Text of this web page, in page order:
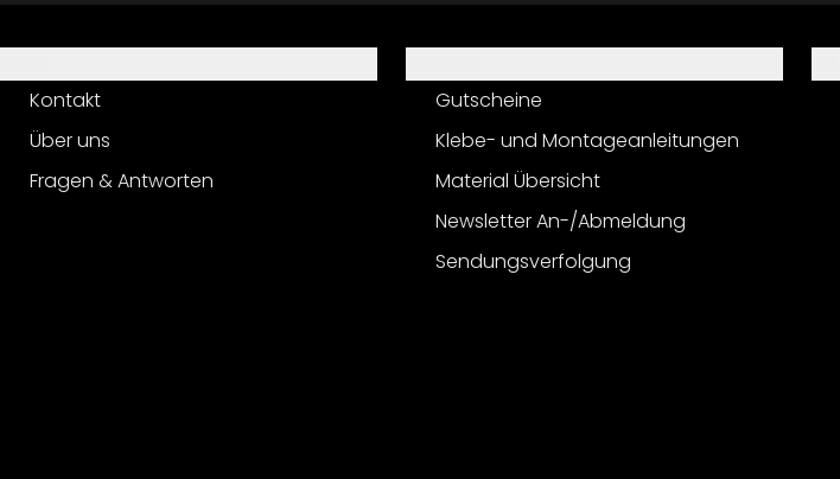
Kontakt
Über uns
Fragen & Antworten
Gutscheine
Klebe- und Montageanleitungen
Material Übersicht
Newsletter An-/Abmeldung
Sendungsverfolgung